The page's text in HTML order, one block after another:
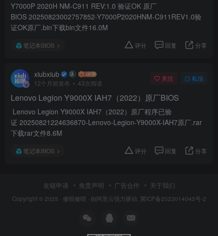
Y7000P 2020H NM-C911 REV:1.0 验证OK 原厂
BIOS 20250823002757852-Y7000P2020HNM-C911REV1.0验
证OK原厂.bin下载bin文件16.0M
笔记本BIOS 评分 回复 分享
xiubxiub
12个月前发布 43次阅读
关注 私信
Lenovo Legion Y9000X IAH7（2022）原厂BIOS
Lenovo Legion Y9000X IAH7（2022）原厂程序已验
证 20250821224636870-Lenovo-Legion-Y9000X-IAH7原厂.rar
下载rar文件8.6M
笔记本BIOS 评分 回复 分享
友链申请 免责声明 广告合作 关于我们
Copyright © 2025 · 修呗修呗 · 由阿里云强力驱动. 冀ICP备2023014043号-2